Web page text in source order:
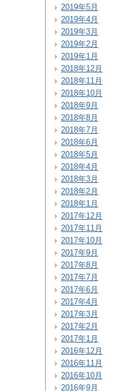
2019年5月
2019年4月
2019年3月
2019年2月
2019年1月
2018年12月
2018年11月
2018年10月
2018年9月
2018年8月
2018年7月
2018年6月
2018年5月
2018年4月
2018年3月
2018年2月
2018年1月
2017年12月
2017年11月
2017年10月
2017年9月
2017年8月
2017年7月
2017年6月
2017年4月
2017年3月
2017年2月
2017年1月
2016年12月
2016年11月
2016年10月
2016年9月